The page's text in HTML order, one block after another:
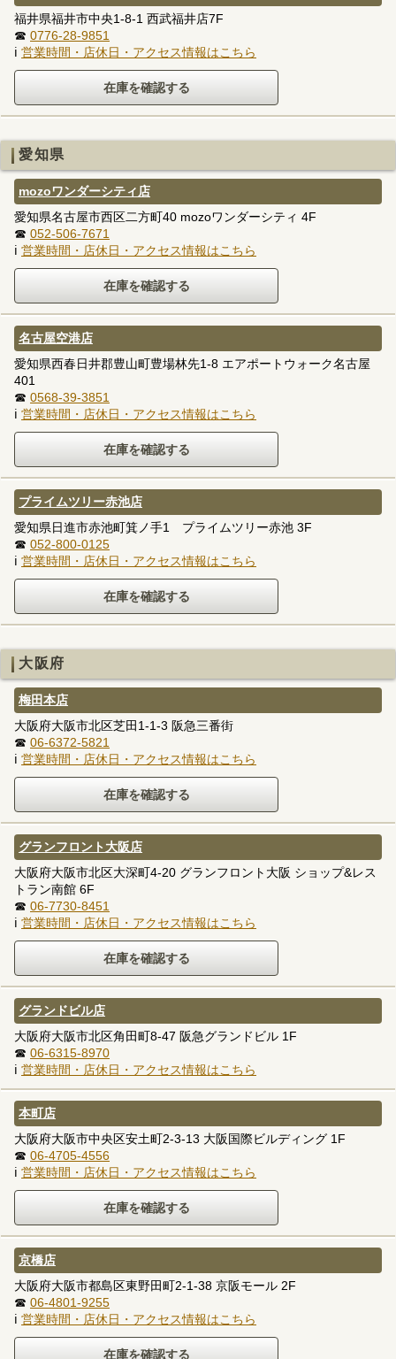
福井県福井市中央1-8-1 西武福井店7F
☎ 0776-28-9851
ℹ 営業時間・店休日・アクセス情報はこちら
愛知県
mozoワンダーシティ店
愛知県名古屋市西区二方町40 mozoワンダーシティ 4F
☎ 052-506-7671
ℹ 営業時間・店休日・アクセス情報はこちら
名古屋空港店
愛知県西春日井郡豊山町豊場林先1-8 エアポートウォーク名古屋
401
☎ 0568-39-3851
ℹ 営業時間・店休日・アクセス情報はこちら
プライムツリー赤池店
愛知県日進市赤池町箕ノ手1 プライムツリー赤池 3F
☎ 052-800-0125
ℹ 営業時間・店休日・アクセス情報はこちら
大阪府
梅田本店
大阪府大阪市北区芝田1-1-3 阪急三番街
☎ 06-6372-5821
ℹ 営業時間・店休日・アクセス情報はこちら
グランフロント大阪店
大阪府大阪市北区大深町4-20 グランフロント大阪 ショップ&レス
トラン南館 6F
☎ 06-7730-8451
ℹ 営業時間・店休日・アクセス情報はこちら
グランドビル店
大阪府大阪市北区角田町8-47 阪急グランドビル 1F
☎ 06-6315-8970
ℹ 営業時間・店休日・アクセス情報はこちら
本町店
大阪府大阪市中央区安土町2-3-13 大阪国際ビルディング 1F
☎ 06-4705-4556
ℹ 営業時間・店休日・アクセス情報はこちら
京橋店
大阪府大阪市都島区東野田町2-1-38 京阪モール 2F
☎ 06-4801-9255
ℹ 営業時間・店休日・アクセス情報はこちら